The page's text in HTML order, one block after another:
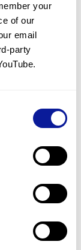
your
of our
email
party